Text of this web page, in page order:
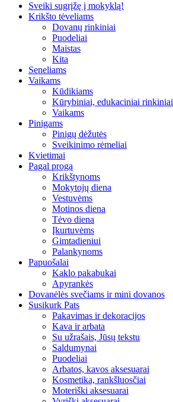
Sveiki sugrįžę į mokyklą!
Krikšto tėveliams
Dovanų rinkiniai
Puodeliai
Maistas
Kita
Seneliams
Vaikams
Kūdikiams
Kūrybiniai, edukaciniai rinkiniai
Vaikams
Pinigams
Pinigų dėžutės
Sveikinimo rėmeliai
Kvietimai
Pagal progą
Krikštynoms
Mokytojų diena
Vestuvėms
Motinos diena
Tėvo diena
Įkurtuvėms
Gimtadieniui
Palankynoms
Papuošalai
Kaklo pakabukai
Apyrankės
Dovanėlės svečiams ir mini dovanos
Susikurk Pats
Pakavimas ir dekoracijos
Kava ir arbata
Su užrašais, Jūsų tekstu
Saldumynai
Puodeliai
Arbatos, kavos aksesuarai
Kosmetika, rankšluosčiai
Moteriški aksesuarai